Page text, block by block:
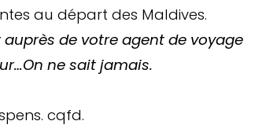
au départ des Maldives.
de votre agent de voyage
ne sait jamais.
cqfd.